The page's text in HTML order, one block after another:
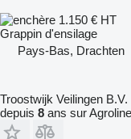
1.150 € HT
Grappin d'ensilage
Pays-Bas, Drachten
Troostwijk Veilingen B.V.
depuis 8 ans sur Agroline